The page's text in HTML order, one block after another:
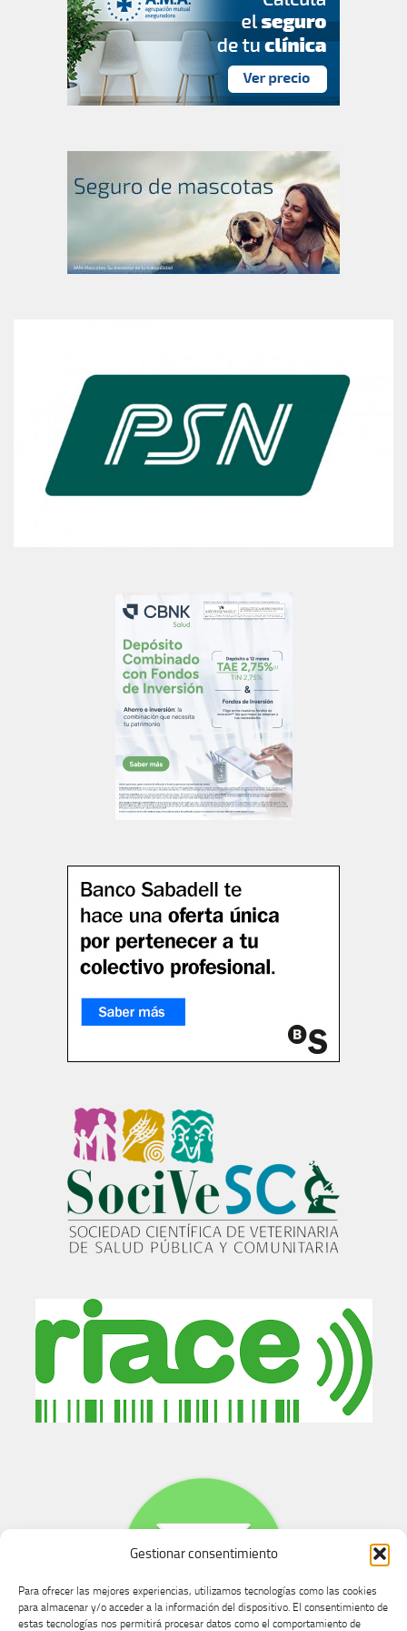
Gestionar consentimiento
Para ofrecer las mejores experiencias, utilizamos tecnologías como las cookies
para almacenar y/o acceder a la información del dispositivo. El consentimiento de
estas tecnologías nos permitirá procesar datos como el comportamiento de